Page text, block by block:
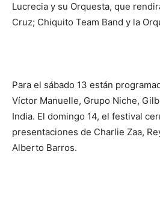
Lucrecia y su Orquesta, que
Cruz; Chiquito Team Band y la
Para el sábado 13 están
Víctor Manuelle, Grupo Niche,
India. El domingo 14, el festival
presentaciones de Charlie Zaa,
Alberto Barros.